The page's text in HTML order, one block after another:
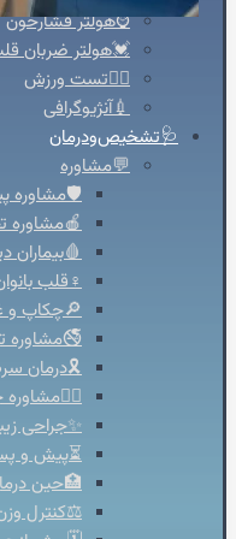
⌚هولتر فشارخون
💓هولتر ضربان
🚴‍♀️تست ورزش
💉آنژیوگرافی
🩺تشخیص‌ودرمان
💬مشاوره
🛡️مشاوره
🩸بیماران
♀️قلب
🔎چکاپ و
🚭مشاوره
🎗️درمان
👩‍⚕️مشاوره
✨جراحی
⏳پیش و
🏥حین
⚖️کنترل